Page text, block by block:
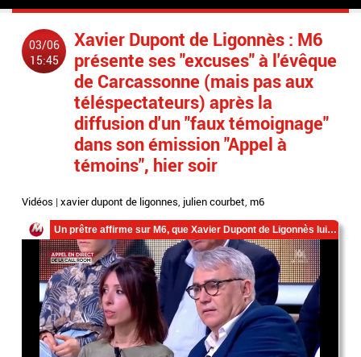
03/06
15:45
Xavier Dupont de Ligonnès : M6
présente ses "excuses" à l'évêque
de Carcassonne (mais pas aux
téléspectateurs) après la
diffusion d'un "faux témoignage"
dans son émission "Appel à
témoins", hier soir
Vidéos |xavier dupont de ligonnes, julien courbet,m6